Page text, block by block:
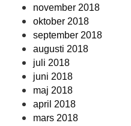
november 2018
oktober 2018
september 2018
augusti 2018
juli 2018
juni 2018
maj 2018
april 2018
mars 2018